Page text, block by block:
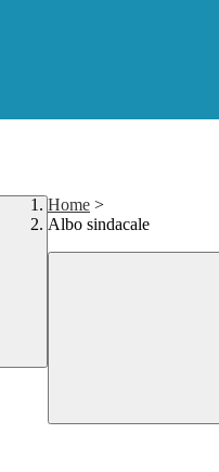
Home >
Albo sindacale